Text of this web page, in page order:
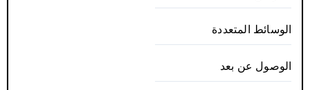
الوسائط المتعددة
الوصول عن بعد